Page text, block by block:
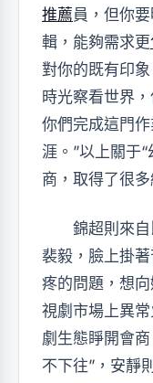
推薦員，但你
輯，能夠需求更
對你的既有印
時光察看世界
你們完成這門
涯。”以上關于
商，取得了很多
錦超則來
裴毅，臉上掛
疼的問題，想
視劇市場上異
劇生態睜開會
不下往”，安靜